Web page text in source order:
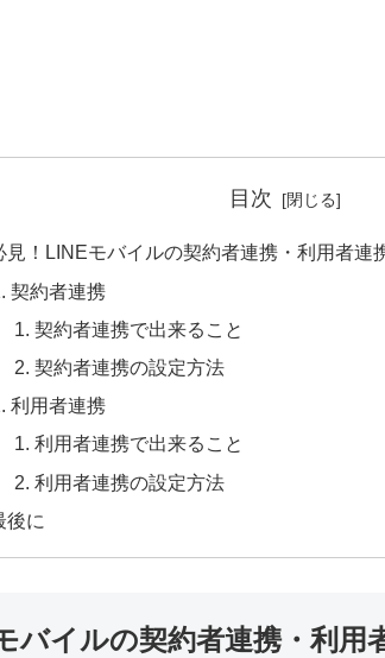
目次
見！LINEモバイルの契約者連携・利用者連
契約者連携
契約者連携で出来ること
契約者連携の設定方法
利用者連携
利用者連携で出来ること
利用者連携の設定方法
後に
バイルの契約者連携・利用